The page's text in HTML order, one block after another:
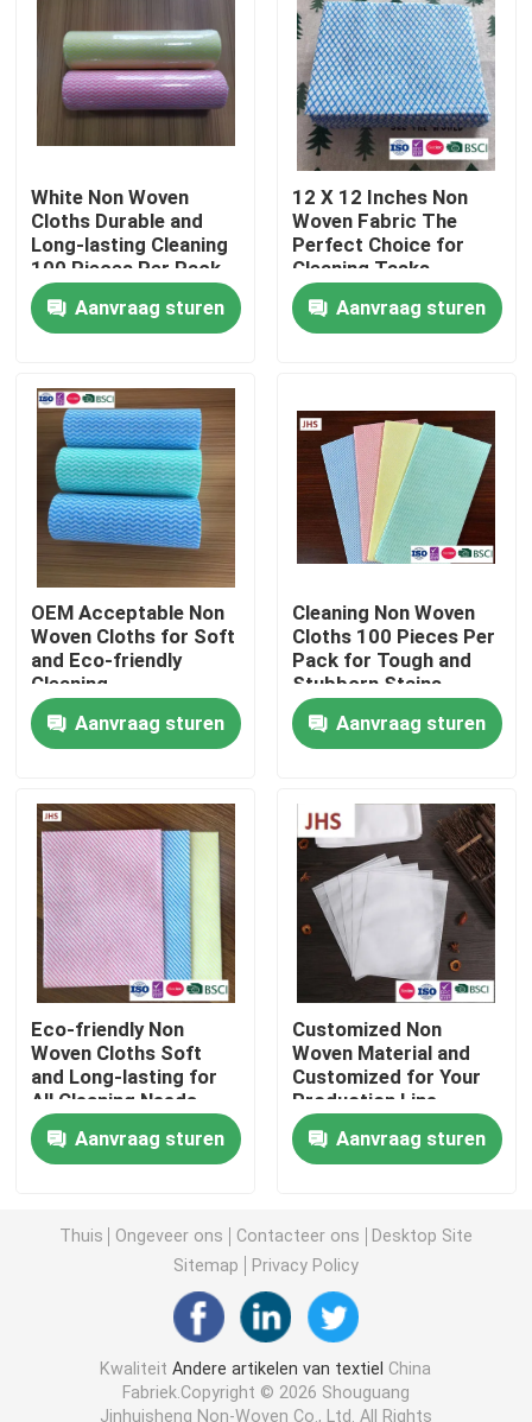
Thuis
Producten
Fabriekstocht
Kwaliteitscontrole
Neem contact met ons op
Nieuws
Vraag een offerte
Andere artikelen van textiel
niet-geweven jumbo rollen
Niet-geweven Lijstdoek
Huishoudelijke schoonmaaklakken
Spunlace het Schoonmaken veegt af
Het beschikbare Schoonmaken veegt af
Wippers voor de voedingssector
Keukendoeken voor eenmalig gebruik
White Non Woven
Cloths Durable and
Long-lasting Cleaning
100 Pieces Per Pack
Aanvraag sturen
12 X 12 Inches Non
Woven Fabric The
Perfect Choice for
Cleaning Tasks
Aanvraag sturen
OEM Acceptable Non
Woven Cloths for Soft
and Eco-friendly
Cleaning
Aanvraag sturen
Cleaning Non Woven
Cloths 100 Pieces Per
Pack for Tough and
Stubborn Stains
Aanvraag sturen
Eco-friendly Non
Woven Cloths Soft
and Long-lasting for
All Cleaning Needs
Aanvraag sturen
Customized Non
Woven Material and
Customized for Your
Production Line
Efficiency
Aanvraag sturen
Thuis Ongeveer ons Contacteer ons
Desktop Site
Sitemap
Privacy Policy
KwaliteitAndere artikelen van textiel China
Fabriek.Copyright © 2026 Shouguang
Jinhuisheng Non-Woven Co., Ltd. All Rights